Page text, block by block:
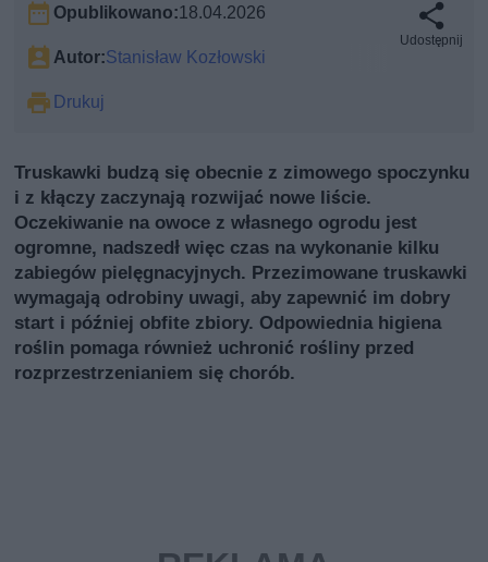
Opublikowano:18.04.2026
Autor:Stanisław Kozłowski
Drukuj
Udostępnij
Truskawki budzą się obecnie z zimowego spoczynku
i z kłączy zaczynają rozwijać nowe liście.
Oczekiwanie na owoce z własnego ogrodu jest
ogromne, nadszedł więc czas na wykonanie kilku
zabiegów pielęgnacyjnych. Przezimowane truskawki
wymagają odrobiny uwagi, aby zapewnić im dobry
start i później obfite zbiory. Odpowiednia higiena
roślin pomaga również uchronić rośliny przed
rozprzestrzenianiem się chorób.